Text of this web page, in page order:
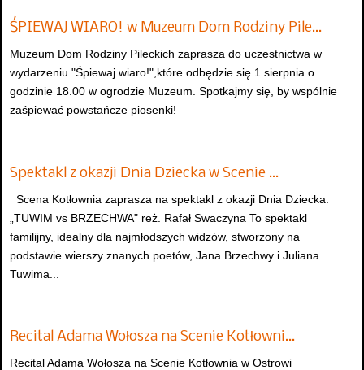
ŚPIEWAJ WIARO! w Muzeum Dom Rodziny Pile…
Muzeum Dom Rodziny Pileckich zaprasza do uczestnictwa w
wydarzeniu "Śpiewaj wiaro!",które odbędzie się 1 sierpnia o
godzinie 18.00 w ogrodzie Muzeum. Spotkajmy się, by wspólnie
zaśpiewać powstańcze piosenki!
Spektakl z okazji Dnia Dziecka w Scenie …
Scena Kotłownia zaprasza na spektakl z okazji Dnia Dziecka.
„TUWIM vs BRZECHWA" reż. Rafał Swaczyna To spektakl
familijny, idealny dla najmłodszych widzów, stworzony na
podstawie wierszy znanych poetów, Jana Brzechwy i Juliana
Tuwima...
Recital Adama Wołosza na Scenie Kotłowni…
Recital Adama Wołosza na Scenie Kotłownia w Ostrowi